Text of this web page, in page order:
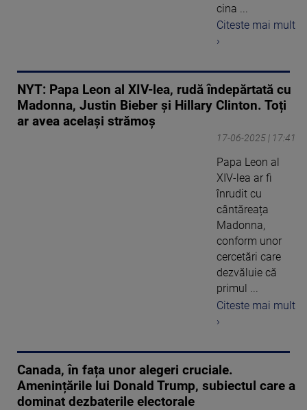
cina ...
Citeste mai mult
›
NYT: Papa Leon al XIV-lea, rudă îndepărtată cu
Madonna, Justin Bieber și Hillary Clinton. Toți
ar avea același strămoș
17-06-2025 | 17:41
Papa Leon al
XIV-lea ar fi
înrudit cu
cântăreața
Madonna,
conform unor
cercetări care
dezvăluie că
primul ...
Citeste mai mult
›
Canada, în fața unor alegeri cruciale.
Amenințările lui Donald Trump, subiectul care a
dominat dezbaterile electorale